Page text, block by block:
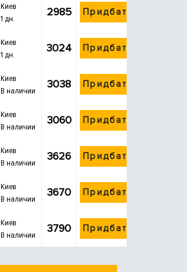
Киев
1 дн.
2985 Придбати
Киев
1 дн.
3024 Придбати
Киев
В наличии
3038 Придбати
Киев
В наличии
3060 Придбати
Киев
В наличии
3626 Придбати
Киев
В наличии
3670 Придбати
Киев
В наличии
3790 Придбати